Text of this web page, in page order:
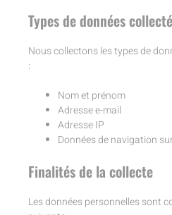
Types de données
Nous collectons les types de
:
Nom et prénom
Adresse e-mail
Adresse IP
Données de navigation
Finalités de la collecte
Les données personnelles sont